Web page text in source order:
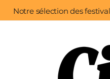
Notre sélection des